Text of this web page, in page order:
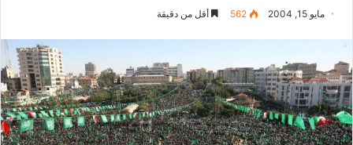
مايو 15, 2004 562 أقل من دقيقة